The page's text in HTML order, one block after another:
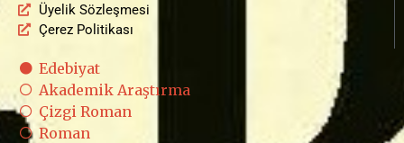
Üyelik Sözleşmesi
Çerez Politikası
Edebiyat
Akademik Araştırma
Çizgi Roman
Roman